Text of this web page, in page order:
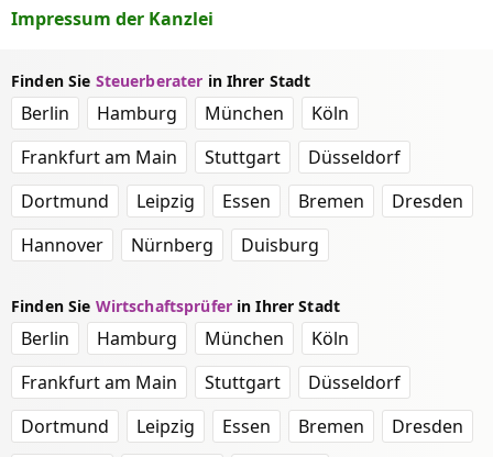
Impressum der Kanzlei
Finden Sie Steuerberater in Ihrer Stadt
Berlin Hamburg München
Köln
Frankfurt am Main
Stuttgart
Düsseldorf
Dortmund
Leipzig Essen Bremen
Dresden
Hannover
Nürnberg Duisburg
Finden Sie Wirtschaftsprüferin Ihrer Stadt
Berlin Hamburg München
Köln
Frankfurt am Main
Stuttgart
Düsseldorf
Dortmund
Leipzig Essen Bremen
Dresden